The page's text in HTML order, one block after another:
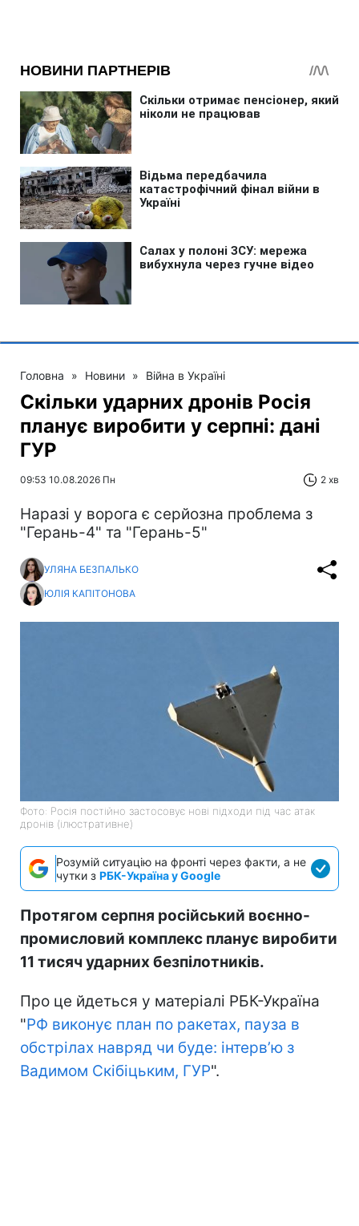
Головна » Новини » Війна в Україні
Скільки ударних дронів Росія
планує виробити у серпні: дані
ГУР
09:53 10.08.2026 Пн 2 хв
Наразі у ворога є серйозна проблема з
"Герань-4" та "Герань-5"
УЛЯНА БЕЗПАЛЬКО
ЮЛІЯ КАПІТОНОВА
Фото: Росія постійно застосовує нові підходи під час атак
дронів (ілюстративне)
Розумій ситуацію на фронті через факти, а не
чутки з РБК-Україна у Google
Протягом серпня російський воєнно-
промисловий комплекс планує виробити
11 тисяч ударних безпілотників.
Про це йдеться у матеріалі РБК-Україна
"РФ виконує план по ракетах, пауза в
обстрілах навряд чи буде: інтервʼю з
Вадимом Скібіцьким, ГУР".